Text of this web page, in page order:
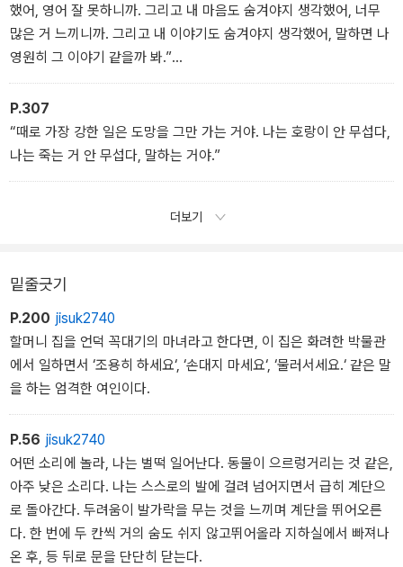
했어, 영어 잘 못하니까. 그리고 내 마음도 숨겨야지 생각했어, 너무
많은 거 느끼니까. 그리고 내 이야기도 숨겨야지 생각했어, 말하면 나
영원히 그 이야기 같을까 봐.”
할머니가 얕은 숨을 쉰다.
“그런데 내 이야기 꼭꼭 숨기니까 그 이야기가 날 잡아먹었어. 그래서
사랑 안 보였어. 내 주위에 사랑이 가득한데.”
P.307
“때로 가장 강한 일은 도망을 그만 가는 거야. 나는 호랑이 안 무섭다,
나는 죽는 거 안 무섭다, 말하는 거야.”
더보기
밑줄긋기
P.200 jisuk2740
할머니 집을 언덕 꼭대기의 마녀라고 한다면, 이 집은 화려한 박물관
에서 일하면서 ‘조용히 하세요‘, ‘손대지 마세요‘, ‘물러서세요.‘ 같은 말
을 하는 엄격한 여인이다.
P.56 jisuk2740
어떤 소리에 놀라, 나는 벌떡 일어난다. 동물이 으르렁거리는 것 같은,
아주 낮은 소리다. 나는 스스로의 발에 걸려 넘어지면서 급히 계단으
로 돌아간다. 두려움이 발가락을 무는 것을 느끼며 계단을 뛰어오른
다. 한 번에 두 칸씩 거의 숨도 쉬지 않고뛰어올라 지하실에서 빠져나
온 후, 등 뒤로 문을 단단히 닫는다.